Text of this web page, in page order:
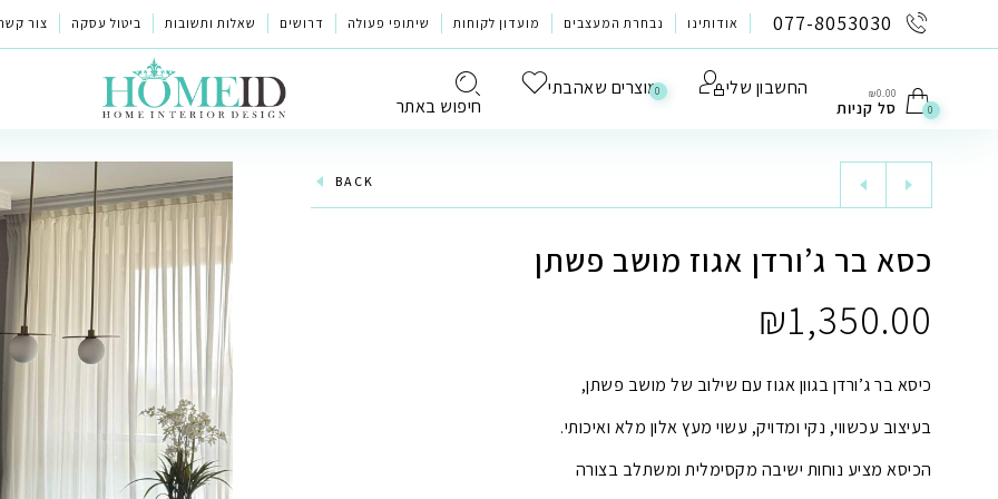
077-8053030 אודותינו נבחרת המעצבים מועדון לקוחות שיתופי פעולה דרושים שאלות ותשובות ביטול עסקה צור
חיפוש באתר
0מוצרים שאהבתי החשבון שלי ₪0.00
סל קניות 0
BACK
כסא בר ג’ורדן אגוז מושב פשתן
₪1,350.00
כיסא בר ג’ורדן בגוון אגוז עם שילוב של מושב פשתן,
בעיצוב עכשווי, נקי ומדויק, עשוי מעץ אלון מלא ואיכותי.
הכיסא מציע נוחות ישיבה מקסימלית ומשתלב בצורה